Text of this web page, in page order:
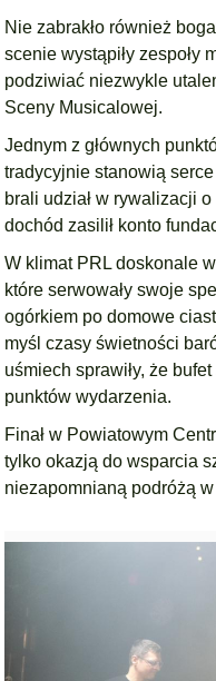
Nie zabrakło również
scenie wystąpiły zespoły
podziwiać niezwykle
Sceny Musicalowej.
Jednym z głównych
tradycyjnie stanowią
brali udział w rywalizacji
dochód zasilił konto
W klimat PRL doskonale
które serwowały swoje
ogórkiem po domowe
myśl czasy świetności
uśmiech sprawiły, że
punktów wydarzenia.
Finał w Powiatowym
tylko okazją do wsparcia
niezapomnianą podróżą